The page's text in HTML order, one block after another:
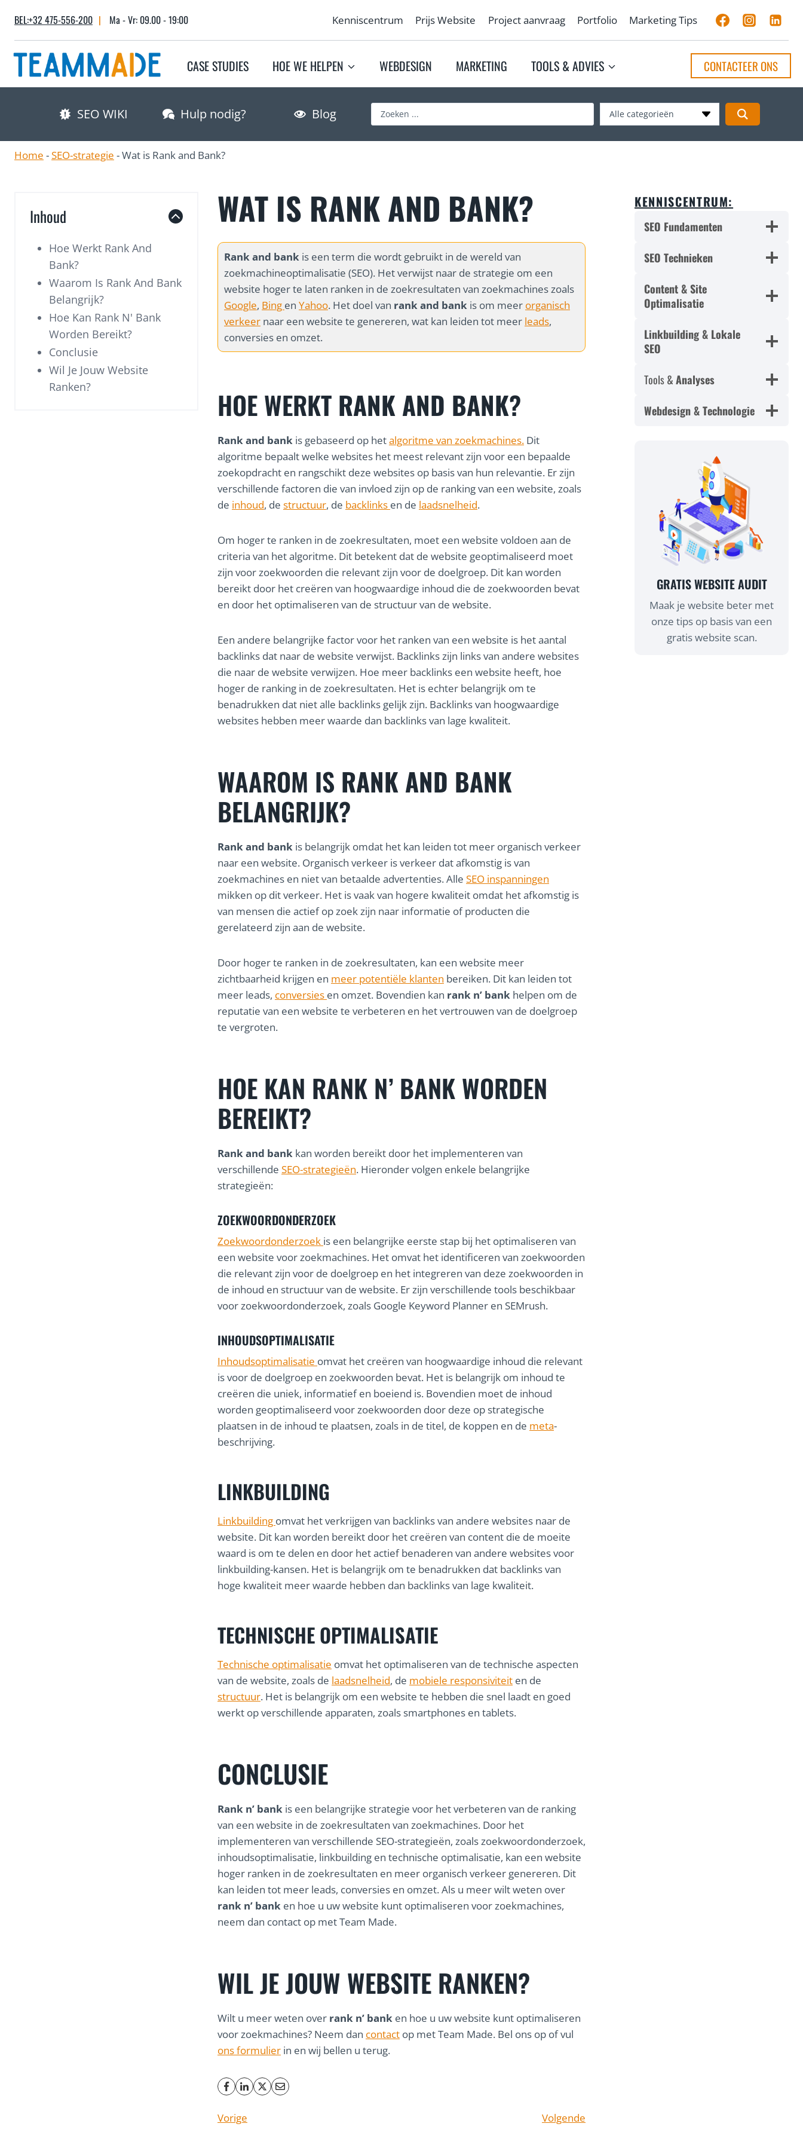
content
BEL:+32 475-556-200 | Ma - Vr: 09.00 - 19:00 Kenniscentrum Prijs Website Project aanvraag Portfolio Marketing Tips
CASE STUDIES HOE WE HELPEN WEBDESIGN MARKETING TOOLS & ADVIES CONTACTEER ONS
SEO WIKI Hulp nodig? Blog
a
…
Alle categorieën
Home -SEO-strategie -Wat is Rank and Bank?
Inhoud
Hoe Werkt Rank And
Bank?
Waarom Is Rank And Bank
Belangrijk?
Hoe Kan Rank N' Bank
Worden Bereikt?
Conclusie
Wil Je Jouw Website
Ranken?
WAT IS RANK AND BANK?
Rank and bank is een term die wordt gebruikt in de wereld van
zoekmachineoptimalisatie (SEO). Het verwijst naar de strategie om een
website hoger te laten ranken in de zoekresultaten van zoekmachines zoals
Google, Bing en Yahoo. Het doel van rank and bank is om meer organisch
verkeer naar een website te genereren, wat kan leiden tot meer leads,
conversies en omzet.
HOE WERKT RANK AND BANK?
Rank and bank is gebaseerd op hetalgoritme van zoekmachines. Dit
algoritme bepaalt welke websites het meest relevant zijn voor een bepaalde
zoekopdracht en rangschikt deze websites op basis van hun relevantie. Er zijn
verschillende factoren die van invloed zijn op de ranking van een website, zoals
de inhoud, de structuur, de backlinks en de laadsnelheid.
Om hoger te ranken in de zoekresultaten, moet een website voldoen aan de
criteria van het algoritme. Dit betekent dat de website geoptimaliseerd moet
zijn voor zoekwoorden die relevant zijn voor de doelgroep. Dit kan worden
bereikt door het creëren van hoogwaardige inhoud die de zoekwoorden bevat
en door het optimaliseren van de structuur van de website.
Een andere belangrijke factor voor het ranken van een website is het aantal
backlinks dat naar de website verwijst. Backlinks zijn links van andere websites
die naar de website verwijzen. Hoe meer backlinks een website heeft, hoe
hoger de ranking in de zoekresultaten. Het is echter belangrijk om te
benadrukken dat niet alle backlinks gelijk zijn. Backlinks van hoogwaardige
websites hebben meer waarde dan backlinks van lage kwaliteit.
WAAROM IS RANK AND BANK
BELANGRIJK?
Rank and bank is belangrijk omdat het kan leiden tot meer organisch verkeer
naar een website. Organisch verkeer is verkeer dat afkomstig is van
zoekmachines en niet van betaalde advertenties. Alle SEO inspanningen
mikken op dit verkeer. Het is vaak van hogere kwaliteit omdat het afkomstig is
van mensen die actief op zoek zijn naar informatie of producten die
gerelateerd zijn aan de website.
Door hoger te ranken in de zoekresultaten, kan een website meer
zichtbaarheid krijgen en meer potentiële klanten bereiken. Dit kan leiden tot
meer leads, conversies en omzet. Bovendien kan rank n’ bank helpen om de
reputatie van een website te verbeteren en het vertrouwen van de doelgroep
te vergroten.
HOE KAN RANK N’ BANK WORDEN
BEREIKT?
Rank and bank kan worden bereikt door het implementeren van
verschillende SEO-strategieën. Hieronder volgen enkele belangrijke
strategieën:
ZOEKWOORDONDERZOEK
Zoekwoordonderzoek is een belangrijke eerste stap bij het optimaliseren van
een website voor zoekmachines. Het omvat het identificeren van zoekwoorden
die relevant zijn voor de doelgroep en het integreren van deze zoekwoorden in
de inhoud en structuur van de website. Er zijn verschillende tools beschikbaar
voor zoekwoordonderzoek, zoals Google Keyword Planner en SEMrush.
INHOUDSOPTIMALISATIE
Inhoudsoptimalisatie omvat het creëren van hoogwaardige inhoud die relevant
is voor de doelgroep en zoekwoorden bevat. Het is belangrijk om inhoud te
creëren die uniek, informatief en boeiend is. Bovendien moet de inhoud
worden geoptimaliseerd voor zoekwoorden door deze op strategische
plaatsen in de inhoud te plaatsen, zoals in de titel, de koppen en de meta-
beschrijving.
LINKBUILDING
Linkbuilding omvat het verkrijgen van backlinks van andere websites naar de
website. Dit kan worden bereikt door het creëren van content die de moeite
waard is om te delen en door het actief benaderen van andere websites voor
linkbuilding-kansen. Het is belangrijk om te benadrukken dat backlinks van
hoge kwaliteit meer waarde hebben dan backlinks van lage kwaliteit.
TECHNISCHE OPTIMALISATIE
Technische optimalisatie omvat het optimaliseren van de technische aspecten
van de website, zoals de laadsnelheid, de mobiele responsiviteit en de
structuur. Het is belangrijk om een website te hebben die snel laadt en goed
werkt op verschillende apparaten, zoals smartphones en tablets.
CONCLUSIE
Rank n’ bank is een belangrijke strategie voor het verbeteren van de ranking
van een website in de zoekresultaten van zoekmachines. Door het
implementeren van verschillende SEO-strategieën, zoals zoekwoordonderzoek,
inhoudsoptimalisatie, linkbuilding en technische optimalisatie, kan een website
hoger ranken in de zoekresultaten en meer organisch verkeer genereren. Dit
kan leiden tot meer leads, conversies en omzet. Als u meer wilt weten over
rank n’ bank en hoe u uw website kunt optimaliseren voor zoekmachines,
neem dan contact op met Team Made.
WIL JE JOUW WEBSITE RANKEN?
Wilt u meer weten over rank n’ bank en hoe u uw website kunt optimaliseren
voor zoekmachines? Neem dan contact op met Team Made. Bel ons op of vul
ons formulier in en wij bellen u terug.
Vorige Volgende
KENNISCENTRUM:
SEO Fundamenten
SEO Technieken
Content & Site
Optimalisatie
Linkbuilding & Lokale
SEO
Tools &Analyses
Webdesign & Technologie
GRATIS WEBSITE AUDIT
Maak je website beter met
onze tips op basis van een
gratis website scan.